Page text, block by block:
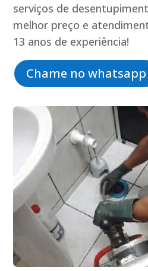
serviços de
melhor preço e
13 anos de experiência!
Chame no whatsapp